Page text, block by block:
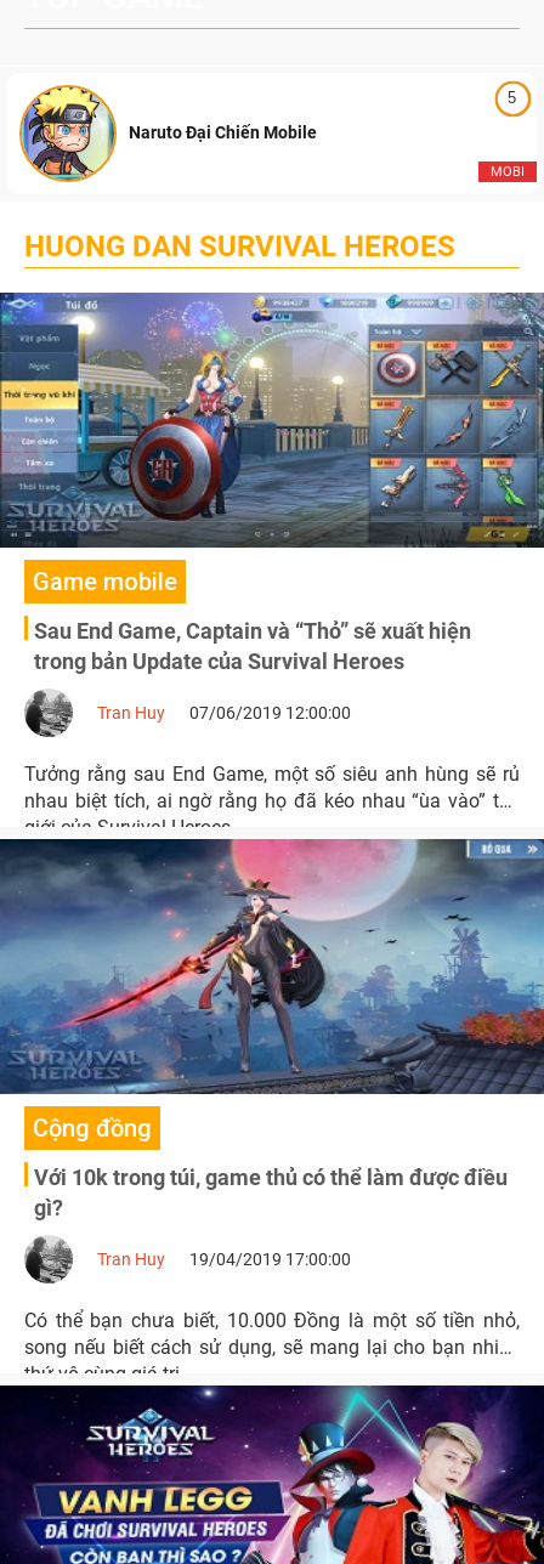
5
MOBI
Naruto Đại Chiến Mobile
HUONG DAN SURVIVAL HEROES
Game mobile
Sau End Game, Captain và “Thỏ” sẽ xuất hiện
trong bản Update của Survival Heroes
Tran Huy 07/06/2019 12:00:00
Tưởng rằng sau End Game, một số siêu anh hùng sẽ rủ
nhau biệt tích, ai ngờ rằng họ đã kéo nhau “ùa vào” thế
giới của Survival Heroes.
Cộng đồng
Với 10k trong túi, game thủ có thể làm được điều
gì?
Tran Huy 19/04/2019 17:00:00
Có thể bạn chưa biết, 10.000 Đồng là một số tiền nhỏ,
song nếu biết cách sử dụng, sẽ mang lại cho bạn nhiều
thứ vô cùng giá trị.